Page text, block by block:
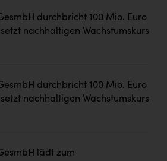
durchbricht 100 Mio. Euro
nachhaltigen Wachstumskurs
durchbricht 100 Mio. Euro
nachhaltigen Wachstumskurs
lädt zum